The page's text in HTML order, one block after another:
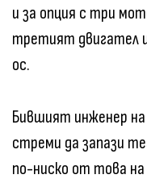
и за опция с три
третият двигател
ос.
Бившият инженер на
стреми да запази
по-ниско от това